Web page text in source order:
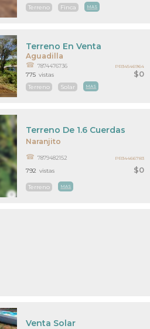
Terreno Finca MAS
Aguadilla
$0
Terreno En Venta
7874476736
Terreno Solar MAS
775 vistas
PR34546964
Naranjito
$0
Terreno De 1.6 Cuerdas
7879482152
Terreno MAS
792 vistas
PR34466783
Venta Solar